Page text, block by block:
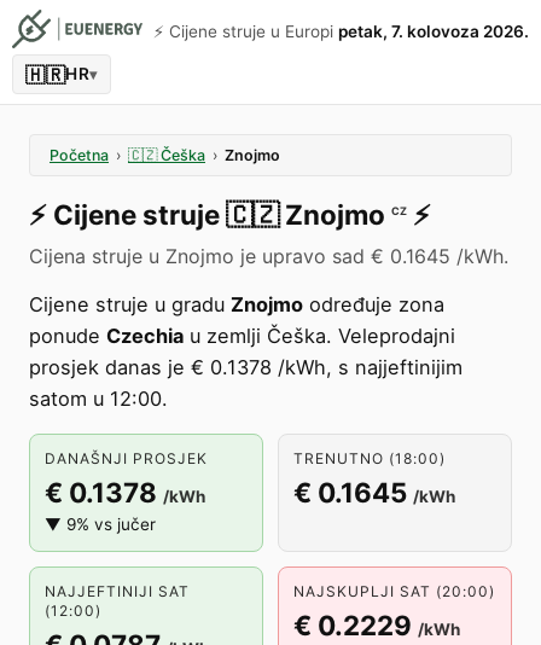
⚡️ Cijene struje u Europi petak, 7. kolovoza 2026.
🇭🇷HR▾
Početna › 🇨🇿 Češka › Znojmo
⚡️ Cijene struje🇨🇿 Znojmo CZ ⚡️
Cijena struje u Znojmo je upravo sad € 0.1645 /kWh.
Cijene struje u gradu Znojmo određuje zona
ponude Czechia u zemlji Češka. Veleprodajni
prosjek danas je € 0.1378 /kWh, s najjeftinijim
satom u 12:00.
DANAŠNJI PROSJEK
€ 0.1378 /kWh
▼ 9% vs jučer
TRENUTNO (18:00)
€ 0.1645 /kWh
NAJJEFTINIJI SAT
(12:00)
NAJSKUPLJI SAT (20:00)
€ 0.2229 /kWh